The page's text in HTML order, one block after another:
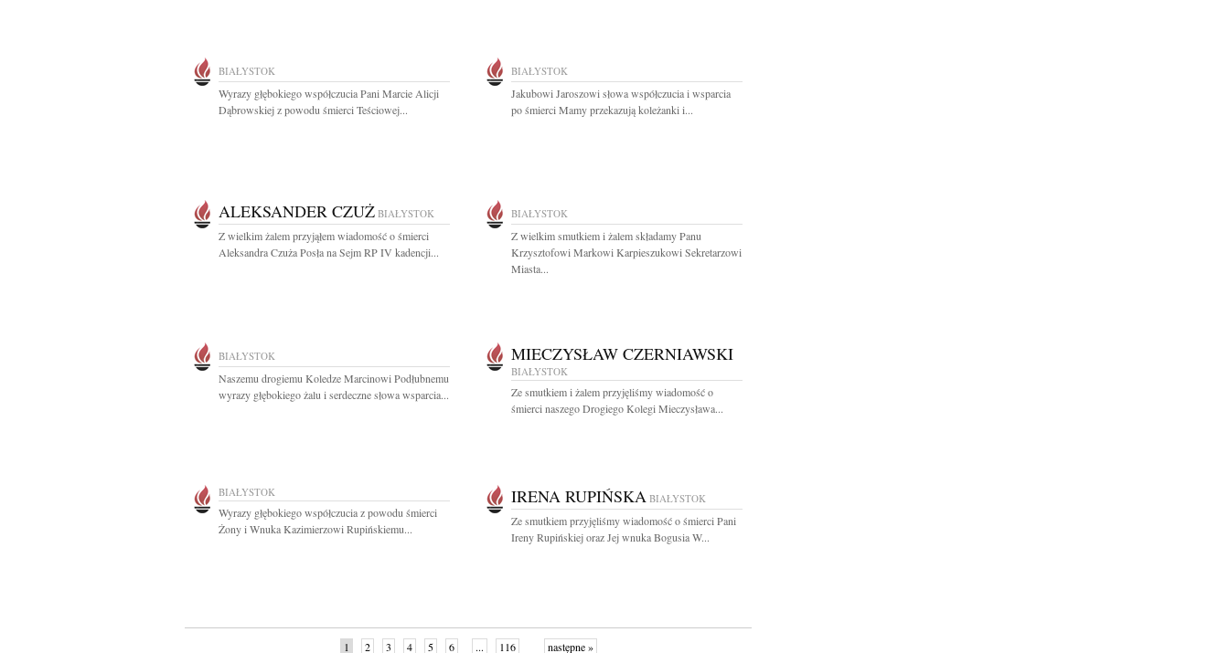
BIAŁYSTOK
Wyrazy głębokiego współczucia Pani Marcie Alicji
Dąbrowskiej z powodu śmierci Teściowej...
BIAŁYSTOK
Jakubowi Jaroszowi słowa współczucia i wsparcia
po śmierci Mamy przekazują koleżanki i...
ALEKSANDER CZUŻ BIAŁYSTOK
Z wielkim żalem przyjąłem wiadomość o śmierci
Aleksandra Czuża Posła na Sejm RP IV kadencji...
BIAŁYSTOK
Z wielkim smutkiem i żalem składamy Panu
Krzysztofowi Markowi Karpieszukowi Sekretarzowi
Miasta...
BIAŁYSTOK
Naszemu drogiemu Koledze Marcinowi Podłubnemu
wyrazy głębokiego żalu i serdeczne słowa wsparcia...
MIECZYSŁAW CZERNIAWSKI
BIAŁYSTOK
Ze smutkiem i żalem przyjęliśmy wiadomość o
śmierci naszego Drogiego Kolegi Mieczysława...
BIAŁYSTOK
Wyrazy głębokiego współczucia z powodu śmierci
Żony i Wnuka Kazimierzowi Rupińskiemu...
IRENA RUPIŃSKA BIAŁYSTOK
Ze smutkiem przyjęliśmy wiadomość o śmierci Pani
Ireny Rupińskiej oraz Jej wnuka Bogusia W...
1 2 3 4 5 6 ... 116 następne »